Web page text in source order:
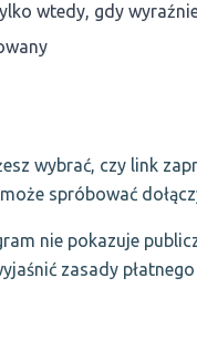
wtedy, gdy
wybrać, czy link
spróbować
nie pokazuje
zasady